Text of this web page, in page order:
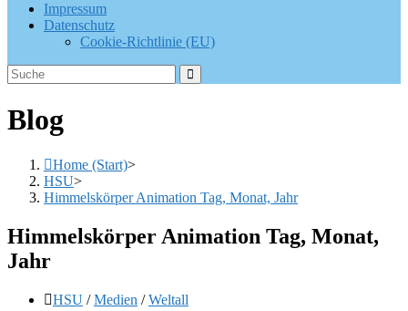
Impressum
Datenschutz
Cookie-Richtlinie (EU)
Blog
Home (Start)>
HSU>
Himmelskörper Animation Tag, Monat, Jahr
Himmelskörper Animation Tag, Monat,
Jahr
Beitrags-
HSU / Medien / Weltall